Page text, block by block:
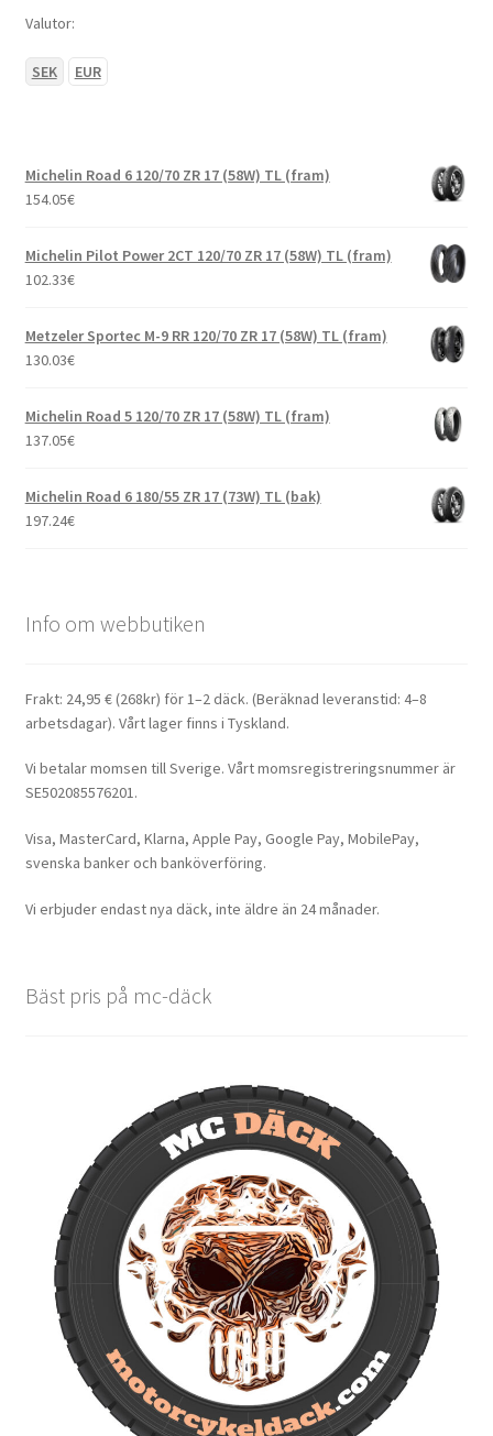
Valutor:
SEK EUR
Michelin Road 6 120/70 ZR 17 (58W) TL (fram)
154.05€
Michelin Pilot Power 2CT 120/70 ZR 17 (58W) TL (fram)
102.33€
Metzeler Sportec M-9 RR 120/70 ZR 17 (58W) TL (fram)
130.03€
Michelin Road 5 120/70 ZR 17 (58W) TL (fram)
137.05€
Michelin Road 6 180/55 ZR 17 (73W) TL (bak)
197.24€
Info om webbutiken
Frakt: 24,95 € (268kr) för 1–2 däck. (Beräknad leveranstid: 4–8
arbetsdagar). Vårt lager finns i Tyskland.
Vi betalar momsen till Sverige. Vårt momsregistreringsnummer är
SE502085576201.
Visa, MasterCard, Klarna, Apple Pay, Google Pay, MobilePay,
svenska banker och banköverföring.
Vi erbjuder endast nya däck, inte äldre än 24 månader.
Bäst pris på mc-däck